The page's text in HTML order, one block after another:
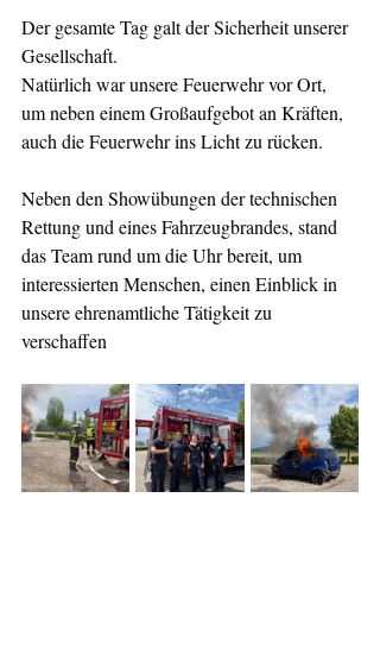
Der gesamte Tag galt der Sicherheit unserer
Gesellschaft.
Natürlich war unsere Feuerwehr vor Ort,
um neben einem Großaufgebot an Kräften,
auch die Feuerwehr ins Licht zu rücken.
Neben den Showübungen der technischen
Rettung und eines Fahrzeugbrandes, stand
das Team rund um die Uhr bereit, um
interessierten Menschen, einen Einblick in
unsere ehrenamtliche Tätigkeit zu
verschaffen